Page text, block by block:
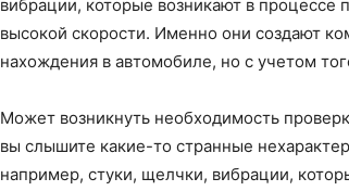
вибрации, которые возникают в
высокой скорости. Именно они создают
нахождения в автомобиле, но с учетом
Может возникнуть необходимость
вы слышите какие-то странные
например, стуки, щелчки, вибрации,